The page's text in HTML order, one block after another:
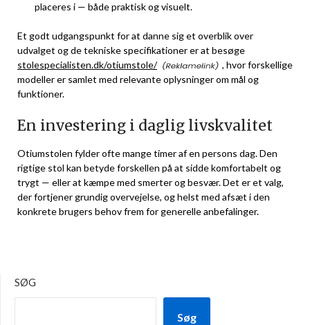
placeres i — både praktisk og visuelt.
Et godt udgangspunkt for at danne sig et overblik over
udvalget og de tekniske specifikationer er at besøge
stolespecialisten.dk/otiumstole/
, hvor forskellige
modeller er samlet med relevante oplysninger om mål og
funktioner.
En investering i daglig livskvalitet
Otiumstolen fylder ofte mange timer af en persons dag. Den
rigtige stol kan betyde forskellen på at sidde komfortabelt og
trygt — eller at kæmpe med smerter og besvær. Det er et valg,
der fortjener grundig overvejelse, og helst med afsæt i den
konkrete brugers behov frem for generelle anbefalinger.
SØG
Søg